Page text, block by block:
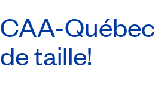
CAA-Québec
de taille!